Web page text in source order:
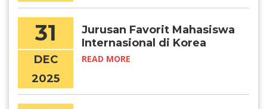
31
DEC
2025
Jurusan Favorit Mahasiswa
Internasional di Korea
READ MORE